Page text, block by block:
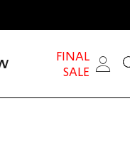
FINAL
SALE